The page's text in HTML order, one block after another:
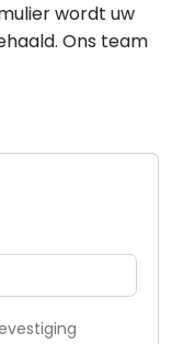
wordt uw
Ons team